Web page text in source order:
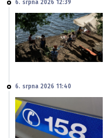
6. srpna 2026 12:39
6. srpna 2026 11:40